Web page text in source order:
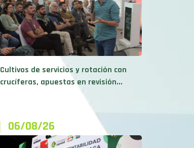
Cultivos de servicios y rotación con
crucíferas, apuestas en revisión...
06/08/26